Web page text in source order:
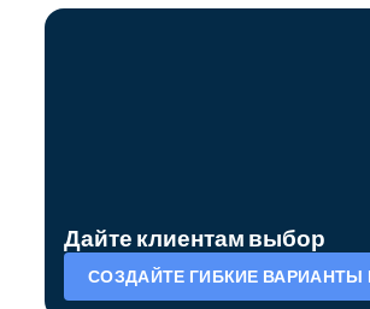
Дайте клиентам выбор